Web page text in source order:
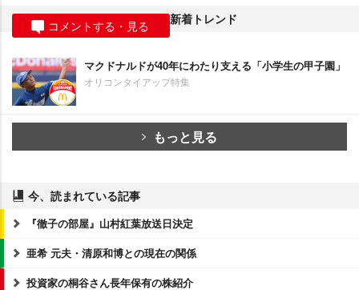
コメントする・見る 新着トレンド
マクドナルドが40年にわたり支える「小学生の甲子園」
オリコンタイアップ特集
もっと見る
今、読まれている記事
『徹子の部屋』山村紅葉放送日決定
亜希 元夫・清原和博との現在の関係
投資家の桐谷さん長年保有の株紹介